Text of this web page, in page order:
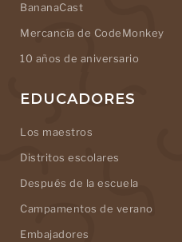
BananaCast
Mercancía de CodeMonkey
10 años de aniversario
EDUCADORES
Los maestros
Distritos escolares
Después de la escuela
Campamentos de verano
Embajadores